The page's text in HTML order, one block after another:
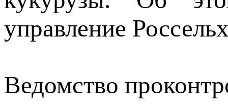
управление
Ведомство